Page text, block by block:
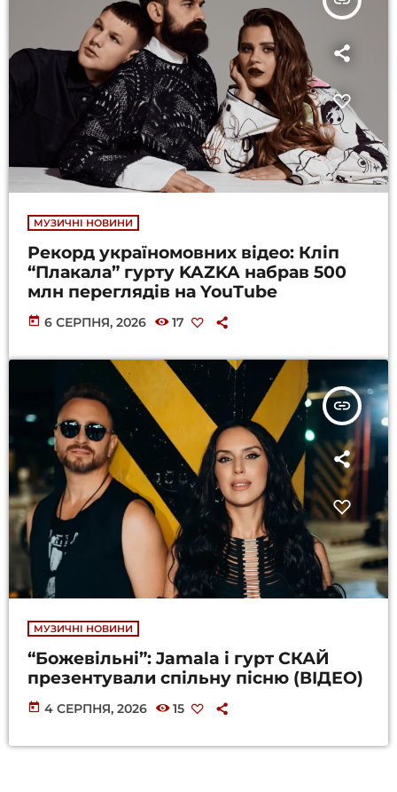
МУЗИЧНІ НОВИНИ
Рекорд україномовних відео: Кліп
“Плакала” гурту KAZKA набрав 500
млн переглядів на YouTube
today 6 СЕРПНЯ, 2026 17
insert_link
МУЗИЧНІ НОВИНИ
“Божевільні”: Jamala і гурт СКАЙ
презентували спільну пісню (ВІДЕО)
today 4 СЕРПНЯ, 2026 15